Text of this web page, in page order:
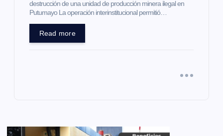
destrucción de una unidad de producción minera ilegal en
Putumayo La operación interinstitucional permitió…
Read more